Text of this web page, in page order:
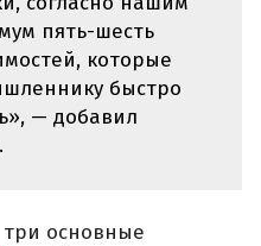
пять-шесть
которые
быстро
— добавил
три основные